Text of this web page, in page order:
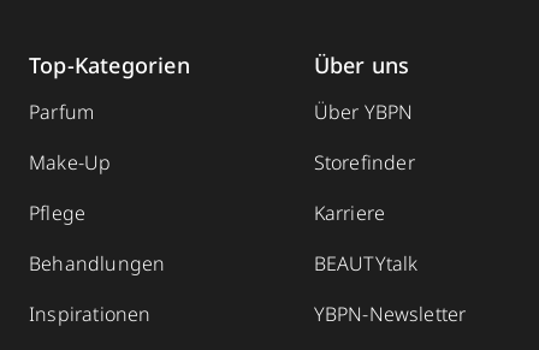
Top-Kategorien
Parfum
Make-Up
Pflege
Behandlungen
Inspirationen
Über uns
Über YBPN
Storefinder
Karriere
BEAUTYtalk
YBPN-Newsletter